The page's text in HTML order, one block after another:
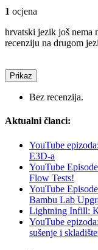
1 ocjena
hrvatski jezik još nema
recenziju na drugom
Prikaz
Bez recenzija.
Aktualni članci:
YouTube
E3D-a
YouTube
Flow Tests!
YouTube
Bambu Lab
Lightning Infill:
YouTube
sušenje i